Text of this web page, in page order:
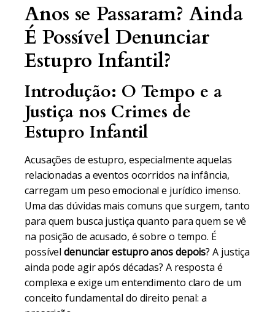
Anos se Passaram? Ainda
É Possível Denunciar
Estupro Infantil?
Introdução: O Tempo e a
Justiça nos Crimes de
Estupro Infantil
Acusações de estupro, especialmente aquelas
relacionadas a eventos ocorridos na infância,
carregam um peso emocional e jurídico imenso.
Uma das dúvidas mais comuns que surgem, tanto
para quem busca justiça quanto para quem se vê
na posição de acusado, é sobre o tempo. É
possíveldenunciar estupro anos depois? A justiça
ainda pode agir após décadas? A resposta é
complexa e exige um entendimento claro de um
conceito fundamental do direito penal: a